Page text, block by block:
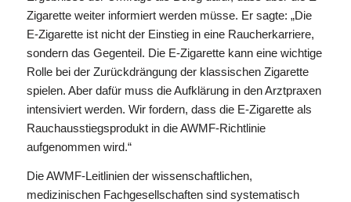
Zigarette weiter informiert werden müsse. Er sagte: „Die
E-Zigarette ist nicht der Einstieg in eine Raucherkarriere,
sondern das Gegenteil. Die E-Zigarette kann eine wichtige
Rolle bei der Zurückdrängung der klassischen Zigarette
spielen. Aber dafür muss die Aufklärung in den Arztpraxen
intensiviert werden. Wir fordern, dass die E-Zigarette als
Rauchausstiegsprodukt in die AWMF-Richtlinie
aufgenommen wird.“
Die AWMF-Leitlinien der wissenschaftlichen,
medizinischen Fachgesellschaften sind systematisch